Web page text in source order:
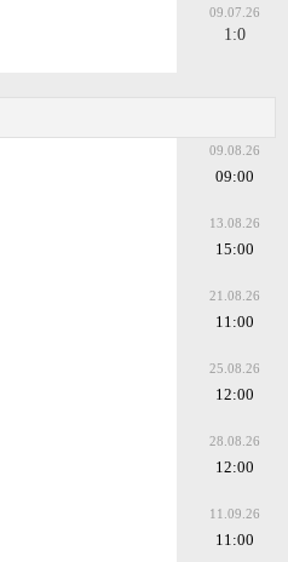
09.07.26
1:0
09.08.26
09:00
13.08.26
15:00
21.08.26
11:00
25.08.26
12:00
28.08.26
12:00
11.09.26
11:00